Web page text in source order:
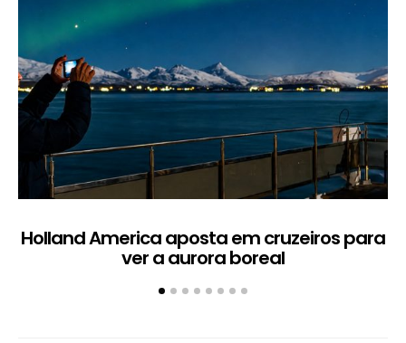
Holland America aposta em cruzeiros para
ver a aurora boreal